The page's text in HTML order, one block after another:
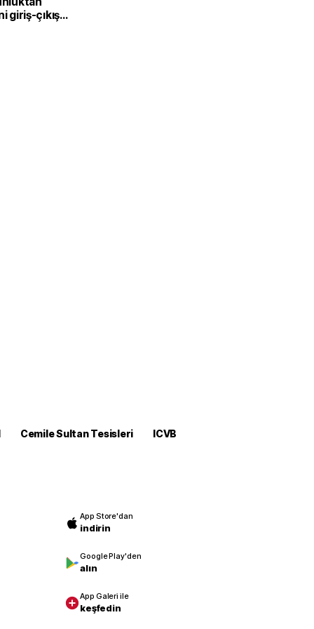
giriş-çıkış
Cemile Sultan Tesisleri
ICVB
App Store'dan
indirin
Google Play'den
alın
App Galeri ile
keşfedin